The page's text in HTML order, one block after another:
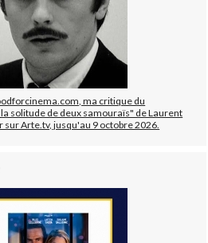
ma critique du
solitude de deux samouraïs" de Laurent
Arte.tv, jusqu'au 9 octobre 2026.